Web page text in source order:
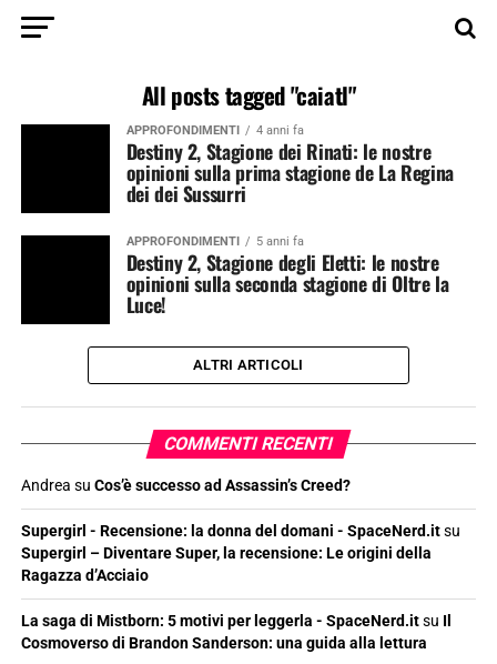
All posts tagged "caiatl"
APPROFONDIMENTI 4 anni fa
Destiny 2, Stagione dei Rinati: le nostre
opinioni sulla prima stagione de La Regina
dei dei Sussurri
APPROFONDIMENTI 5 anni fa
Destiny 2, Stagione degli Eletti: le nostre
opinioni sulla seconda stagione di Oltre la
Luce!
ALTRI ARTICOLI
COMMENTI RECENTI
Andrea su Cos’è successo ad Assassin’s Creed?
Supergirl - Recensione: la donna del domani - SpaceNerd.itsu
Supergirl – Diventare Super, la recensione: Le origini della
Ragazza d’Acciaio
La saga di Mistborn: 5 motivi per leggerla - SpaceNerd.itsu Il
Cosmoverso di Brandon Sanderson: una guida alla lettura